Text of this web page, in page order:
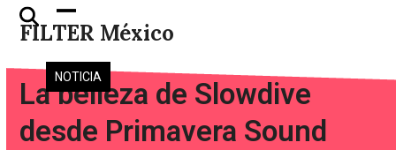
Skip
FILTER México
Open
mobile
menu
Close
mobile
menu
NOTICIA
La belleza de Slowdive
desde Primavera Sound